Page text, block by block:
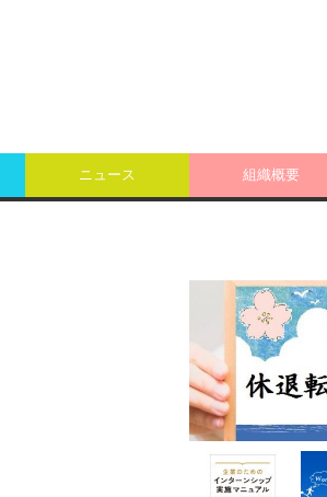
ニュース 組織概要